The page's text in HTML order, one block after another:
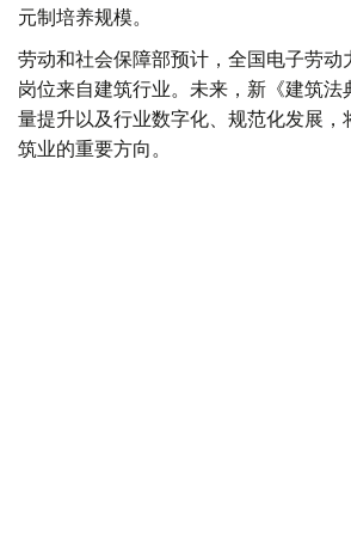
元制培养规模。
劳动和社会保障部预计，全国电子劳
岗位来自建筑行业。未来，新《建筑法
量提升以及行业数字化、规范化发展，
筑业的重要方向。